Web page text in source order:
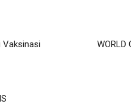
Vaksinasi
WORLD